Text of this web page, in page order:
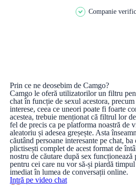
Companie
Prin ce ne deosebim de Camgo?
Camgo le oferă utilizatorilor un filtru
chat în funcție de sexul acestora,
interese, ceea ce uneori poate fi foarte
acestea, trebuie menționat că filtrul lor
fel de precis ca pe platforma noastră de
aleatoriu și adesea greșește. Asta
căutând persoane interesante pe chat,
plictisești complet de acest format de
nostru de căutare după sex
pentru cei care nu vor să-și piardă
imediat în lumea de conversații online.
Intră pe video chat